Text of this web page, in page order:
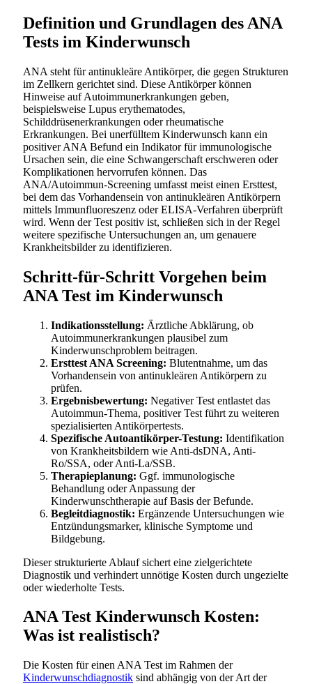
Definition und Grundlagen des ANA
Tests im Kinderwunsch
ANA steht für antinukleäre Antikörper, die gegen Strukturen
im Zellkern gerichtet sind. Diese Antikörper können
Hinweise auf Autoimmunerkrankungen geben,
beispielsweise Lupus erythematodes,
Schilddrüsenerkrankungen oder rheumatische
Erkrankungen. Bei unerfülltem Kinderwunsch kann ein
positiver ANA Befund ein Indikator für immunologische
Ursachen sein, die eine Schwangerschaft erschweren oder
Komplikationen hervorrufen können. Das
ANA/Autoimmun-Screening umfasst meist einen Ersttest,
bei dem das Vorhandensein von antinukleären Antikörpern
mittels Immunfluoreszenz oder ELISA-Verfahren überprüft
wird. Wenn der Test positiv ist, schließen sich in der Regel
weitere spezifische Untersuchungen an, um genauere
Krankheitsbilder zu identifizieren.
Schritt-für-Schritt Vorgehen beim
ANA Test im Kinderwunsch
Indikationsstellung: Ärztliche Abklärung, ob
Autoimmunerkrankungen plausibel zum
Kinderwunschproblem beitragen.
Ersttest ANA Screening: Blutentnahme, um das
Vorhandensein von antinukleären Antikörpern zu
prüfen.
Ergebnisbewertung: Negativer Test entlastet das
Autoimmun-Thema, positiver Test führt zu weiteren
spezialisierten Antikörpertests.
Spezifische Autoantikörper-Testung: Identifikation
von Krankheitsbildern wie Anti-dsDNA, Anti-
Ro/SSA, oder Anti-La/SSB.
Therapieplanung: Ggf. immunologische
Behandlung oder Anpassung der
Kinderwunschtherapie auf Basis der Befunde.
Begleitdiagnostik: Ergänzende Untersuchungen wie
Entzündungsmarker, klinische Symptome und
Bildgebung.
Dieser strukturierte Ablauf sichert eine zielgerichtete
Diagnostik und verhindert unnötige Kosten durch ungezielte
oder wiederholte Tests.
ANA Test Kinderwunsch Kosten:
Was ist realistisch?
Die Kosten für einen ANA Test im Rahmen der
Kinderwunschdiagnostik sind abhängig von der Art der